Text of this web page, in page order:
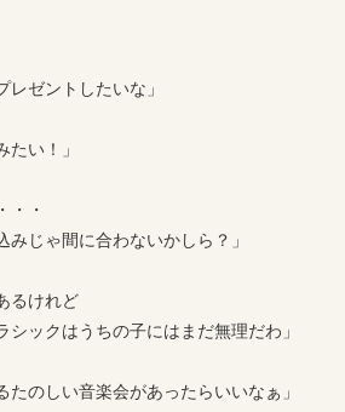
レゼントしたいな」
たい！」
・・
間に合わないかしら？」
るけれど
はうちの子にはまだ無理だわ」
たのしい音楽会があったらいいなぁ」